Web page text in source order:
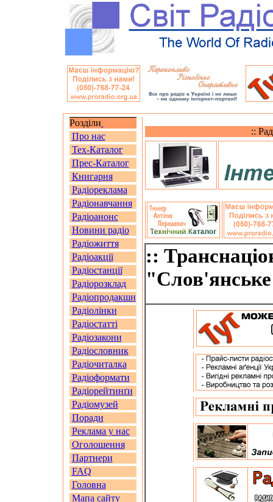
Розділи
Про нас
Тех-Каталог
Прес-Каталог
Книгарня
Радіореклама
Радіонавчання
Радіоанонс
Новини радіо
Радіожиття
Радіоакції
Радіостанції
Радіорозклад
Радіопродакшн
Радіолінки
Радіостатті
Радіозакони
Радіословник
Радіочиталка
Радіоформати
Радіорейтинґи
Радіомузей
Поради
Реклама у нас
Оголошення
Партнери
FAQ
Головна
Мапа сайту
::
::